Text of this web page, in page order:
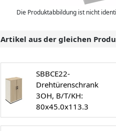
Die Produktabbildung ist nicht
Artikel aus der gleichen
SBBCE22-
Drehtürenschrank
3OH, B/T/KH:
80x45.0x113.3